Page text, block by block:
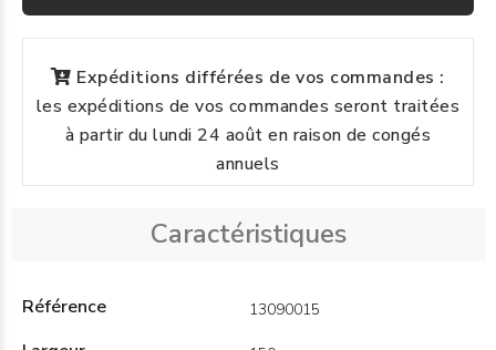
Expéditions différées de vos commandes :
les expéditions de vos commandes seront traitées
à partir du lundi 24 août en raison de congés
annuels
Caractéristiques
Référence 13090015